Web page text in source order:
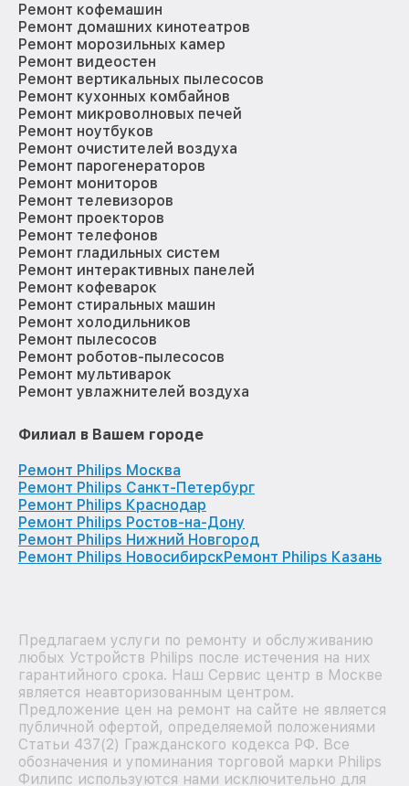
Ремонт кофемашин
Ремонт домашних кинотеатров
Ремонт морозильных камер
Ремонт видеостен
Ремонт вертикальных пылесосов
Ремонт кухонных комбайнов
Ремонт микроволновых печей
Ремонт ноутбуков
Ремонт очистителей воздуха
Ремонт парогенераторов
Ремонт мониторов
Ремонт телевизоров
Ремонт проекторов
Ремонт телефонов
Ремонт гладильных систем
Ремонт интерактивных панелей
Ремонт кофеварок
Ремонт стиральных машин
Ремонт холодильников
Ремонт пылесосов
Ремонт роботов-пылесосов
Ремонт мультиварок
Ремонт увлажнителей воздуха
Филиал в Вашем городе
Ремонт Philips Москва
Ремонт Philips Санкт-Петербург
Ремонт Philips Краснодар
Ремонт Philips Ростов-на-Дону
Ремонт Philips Нижний Новгород
Ремонт Philips НовосибирскРемонт Philips Казань
Предлагаем услуги по ремонту и обслуживанию
любых Устройств Philips после истечения на них
гарантийного срока. Наш Сервис центр в Москве
является неавторизованным центром.
Предложение цен на ремонт на сайте не является
публичной офертой, определяемой положениями
Статьи 437(2) Гражданского кодекса РФ. Все
обозначения и упоминания торговой марки Philips
Филипс используются нами исключительно для